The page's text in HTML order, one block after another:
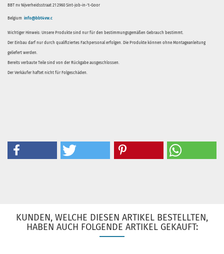
BBT nv Nijverheidsstraat 21 2960 Sint-job-in-'t-Goor
Belgium info@bbt4vw.c
Wichtiger Hinweis: Unsere Produkte sind nur für den bestimmungsgemäßen Gebrauch bestimmt.
Der Einbau darf nur durch qualifiziertes Fachpersonal erfolgen. Die Produkte können ohne Montageanleitung
geliefert werden.
Bereits verbaute Teile sind von der Rückgabe ausgeschlossen.
Der Verkäufer haftet nicht für Folgeschäden.
KUNDEN, WELCHE DIESEN ARTIKEL BESTELLTEN,
HABEN AUCH FOLGENDE ARTIKEL GEKAUFT: